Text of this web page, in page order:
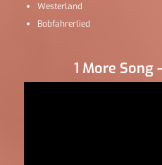
Westerland
Bobfahrerlied
1 More Song